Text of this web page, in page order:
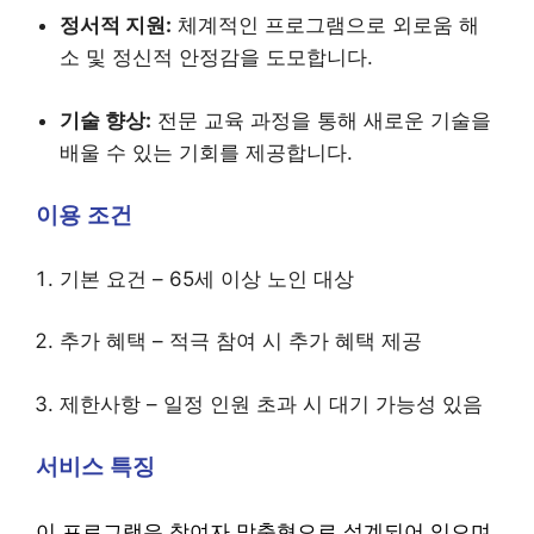
정서적 지원: 체계적인 프로그램으로 외로움 해
소 및 정신적 안정감을 도모합니다.
기술 향상: 전문 교육 과정을 통해 새로운 기술을
배울 수 있는 기회를 제공합니다.
이용 조건
기본 요건 – 65세 이상 노인 대상
추가 혜택 – 적극 참여 시 추가 혜택 제공
제한사항 – 일정 인원 초과 시 대기 가능성 있음
서비스 특징